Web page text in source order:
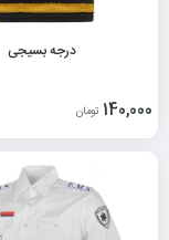
درجه بسیجی
140,000 تومان